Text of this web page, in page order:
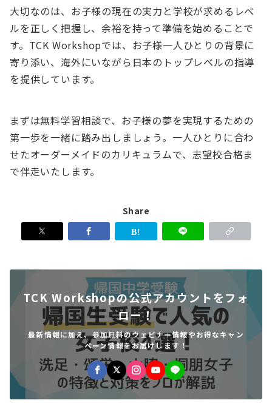
大切なのは、お子様の現在の実力と学校が求めるレベ
ルを正しく把握し、余裕を持って準備を始めることで
す。TCK Workshopでは、お子様一人ひとりの背景に
寄り添い、海外にいながら日本のトップレベルの指導
を提供しています。
まずは無料学習相談で、お子様の夢を実現するための
第一歩を一緒に踏み出しましょう。一人ひとりに合わ
せたオーダーメイドのカリキュラムで、志望校合格ま
で伴走いたします。
Share
TCK Workshopの公式アカウントをフォ
ロー！
最新情報に加え、参加無料のウェビナー情報やお得なキャン
ペーン情報をお届けします！